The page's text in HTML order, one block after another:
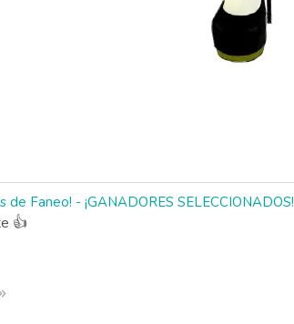
de Faneo! - ¡GANADORES SELECCIONADOS!
👍